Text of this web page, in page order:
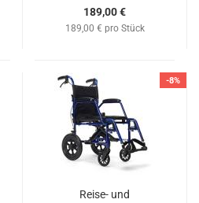
189,00 €
189,00 € pro Stück
-8%
Reise- und